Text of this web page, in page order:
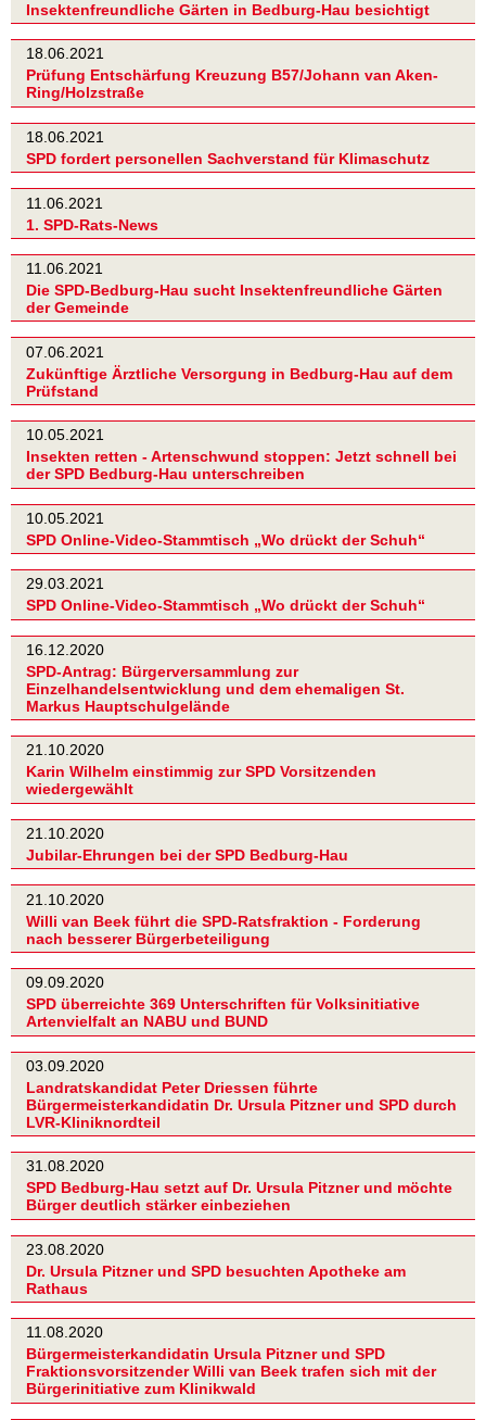
Insektenfreundliche Gärten in Bedburg-Hau besichtigt
18.06.2021
Prüfung Entschärfung Kreuzung B57/Johann van Aken-
Ring/Holzstraße
18.06.2021
SPD fordert personellen Sachverstand für Klimaschutz
11.06.2021
1. SPD-Rats-News
11.06.2021
Die SPD-Bedburg-Hau sucht Insektenfreundliche Gärten
der Gemeinde
07.06.2021
Zukünftige Ärztliche Versorgung in Bedburg-Hau auf dem
Prüfstand
10.05.2021
Insekten retten - Artenschwund stoppen: Jetzt schnell bei
der SPD Bedburg-Hau unterschreiben
10.05.2021
SPD Online-Video-Stammtisch „Wo drückt der Schuh“
29.03.2021
SPD Online-Video-Stammtisch „Wo drückt der Schuh“
16.12.2020
SPD-Antrag: Bürgerversammlung zur
Einzelhandelsentwicklung und dem ehemaligen St.
Markus Hauptschulgelände
21.10.2020
Karin Wilhelm einstimmig zur SPD Vorsitzenden
wiedergewählt
21.10.2020
Jubilar-Ehrungen bei der SPD Bedburg-Hau
21.10.2020
Willi van Beek führt die SPD-Ratsfraktion - Forderung
nach besserer Bürgerbeteiligung
09.09.2020
SPD überreichte 369 Unterschriften für Volksinitiative
Artenvielfalt an NABU und BUND
03.09.2020
Landratskandidat Peter Driessen führte
Bürgermeisterkandidatin Dr. Ursula Pitzner und SPD durch
LVR-Kliniknordteil
31.08.2020
SPD Bedburg-Hau setzt auf Dr. Ursula Pitzner und möchte
Bürger deutlich stärker einbeziehen
23.08.2020
Dr. Ursula Pitzner und SPD besuchten Apotheke am
Rathaus
11.08.2020
Bürgermeisterkandidatin Ursula Pitzner und SPD
Fraktionsvorsitzender Willi van Beek trafen sich mit der
Bürgerinitiative zum Klinikwald